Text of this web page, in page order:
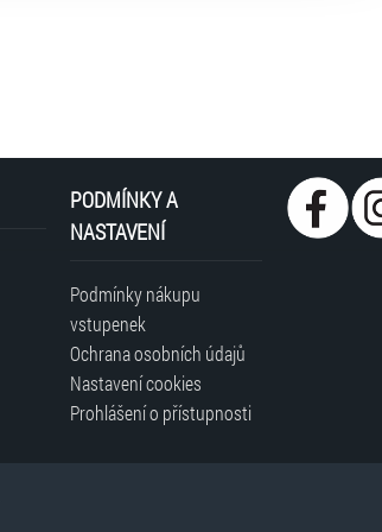
PODMÍNKY A
NASTAVENÍ
Podmínky nákupu
vstupenek
Ochrana osobních údajů
Nastavení cookies
Prohlášení o přístupnosti